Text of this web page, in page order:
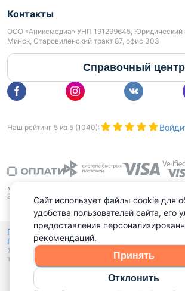
Контакты
ООО «Аниксмедиа» УНП 191299645, Юридический
Минск, Старовиленский тракт 87, офис 303
Справочный центр
Наш рейтинг 5 из 5 (1040):
Политика конфиденциальности,
Политика обработки файлов куки
© 2015 - 2026, Domovita.by. Копирование
только при наличии активной ссылки.
Сайт использует файлы cookie для
удобства пользователей сайта, его
предоставления
рекомендаций.
Принять
Отклонить